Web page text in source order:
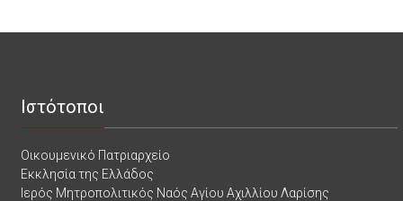
Ιστότοποι
Οικουμενικό Πατριαρχείο
Εκκλησία της Ελλάδος
Ιερός Μητροπολιτικός Ναός Αγίου Αχιλλίου Λαρίσης